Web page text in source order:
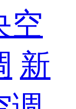
空
新